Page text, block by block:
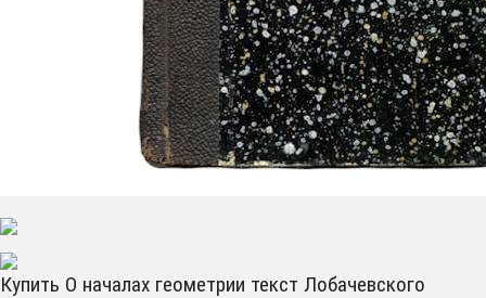
Купить О началах геометрии текст Лобачевского